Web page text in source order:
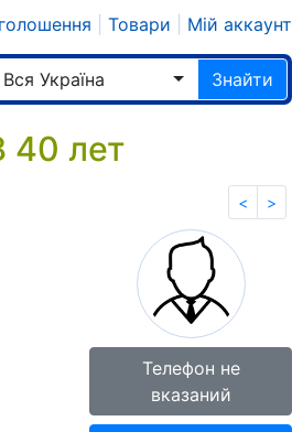
Товари Мій аккаунт
Вся Україна Знайти
40 лет
< >
Телефон не
вказаний